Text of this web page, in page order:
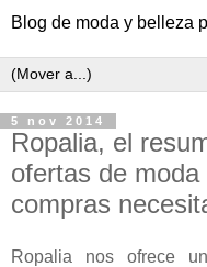
Blog de moda y belleza
5 nov 2014
Ropalia, el
ofertas de
compras
Ropalia nos ofrece